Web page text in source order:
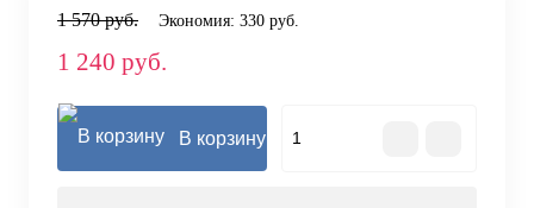
1 570 руб. Экономия: 330 руб.
1 240 руб.
В корзину